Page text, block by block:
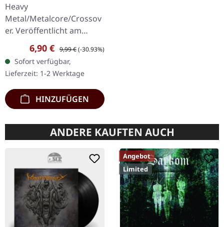
Heavy
Metal/Metalcore/Crossov
er. Veröffentlicht am
08.02.2008, auf Supreme
Chaos Records. CD im
Jewelcase mit 12-seitigem
Booklet. Subterfuge
Carver…
Verkaufspreis:
6,90 € Regulärer Preis:
9,99 €(-30.93%)
Sofort verfügbar,
Lieferzeit: 1-2 Werktage
HINZUFÜGEN
ANDERE KAUFTEN AUCH
Angebot
Limited